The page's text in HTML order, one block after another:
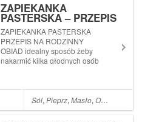
ZAPIEKANKA
PASTERSKA – PRZEPIS
NA RODZINNY OBIAD
ZAPIEKANKA PASTERSKA
PRZEPIS NA RODZINNY
OBIAD idealny sposób żeby
nakarmić kilka głodnych osób
Sól,Pieprz,Masło,Olej